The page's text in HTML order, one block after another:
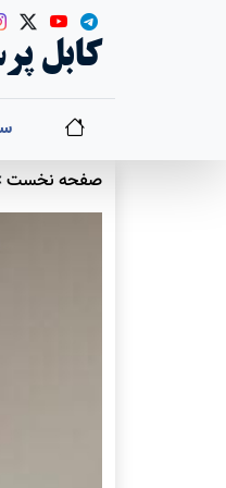
کابل
صفحه نخست